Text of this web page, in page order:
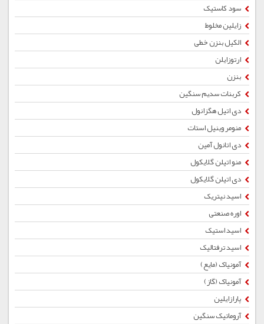
سود کاستیک
زایلین مخلوط
الکیل بنزن خطی
ارتوزایلن
بنزن
کربنات سدیم سنگین
دی اتیل هگزانول
منومر وینیل استات
دی اتانول آمین
منو اتیلن گلایکول
دی اتیلن گلایکول
اسید نیتریک
اوره صنعتی
اسید استیک
اسید ترفتالیک
آمونیاک (مایع)
آمونیاک (گاز)
پارازایلین
آروماتیک سنگین